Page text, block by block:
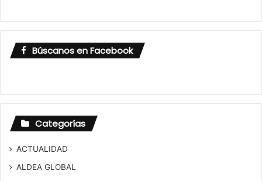
Búscanos en Facebook
Categorías
ACTUALIDAD
ALDEA GLOBAL